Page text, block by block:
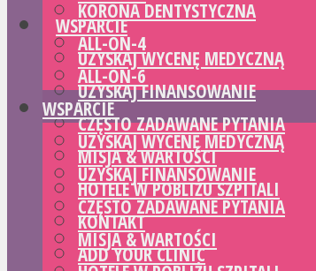
WSPARCIE
UZYSKAJ WYCENĘ MEDYCZNĄ
UZYSKAJ FINANSOWANIE
CZĘSTO ZADAWANE PYTANIA
MISJA & WARTOŚCI
HOTELE W POBLIŻU SZPITALI
KONTAKT
ADD YOUR CLINIC
KORONA DENTYSTYCZNA
ALL-ON-4
ALL-ON-6
WSPARCIE
UZYSKAJ WYCENĘ MEDYCZNĄ
UZYSKAJ FINANSOWANIE
CZĘSTO ZADAWANE PYTANIA
MISJA & WARTOŚCI